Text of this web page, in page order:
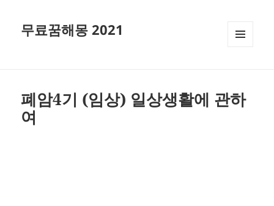
무료꿈해몽 2021
폐암4기 (임상) 일상생활에 관하
여